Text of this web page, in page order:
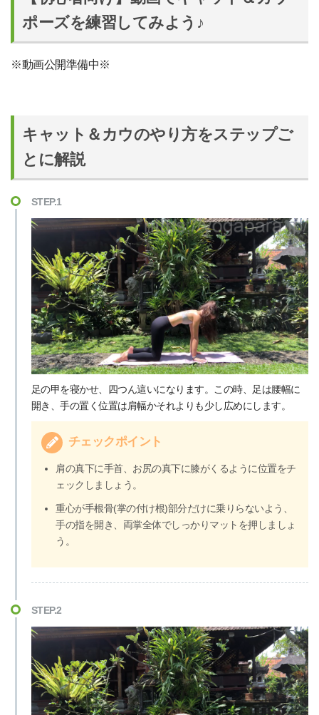
ポーズを練習してみよう♪
※動画公開準備中※
キャット＆カウのやり方をステップご
とに解説
STEP.1
足の甲を寝かせ、四つん這いになります。この時、足は腰幅に
開き、手の置く位置は肩幅かそれよりも少し広めにします。
チェックポイント
肩の真下に手首、お尻の真下に膝がくるように位置をチ
ェックしましょう。
重心が手根骨(掌の付け根)部分だけに乗りらないよう、
手の指を開き、両掌全体でしっかりマットを押しましょ
う。
STEP.2